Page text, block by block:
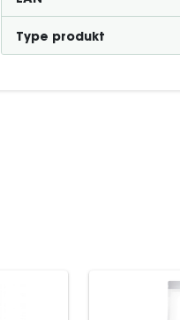
Type produkt